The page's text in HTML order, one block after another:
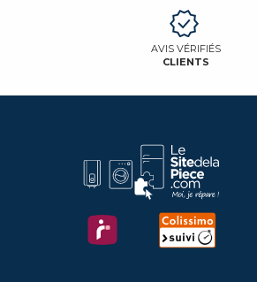
AVIS VÉRIFIÉS
CLIENTS